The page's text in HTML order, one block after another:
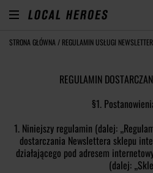
STRONA GŁÓWNA / REGULAMIN USŁUGI NEWSLETTER
REGULAMIN
§1.
1. Niniejszy regulamin (dalej:
dostarczania Newslettera sklepu
działającego pod adresem
(dalej: